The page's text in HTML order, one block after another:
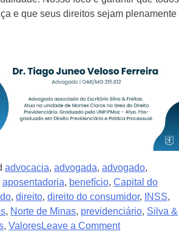
e que seus direitos sejam plenamente
advocacia, advogada, advogado,
aposentadoria, benefício, Capital do
, direito, direito do consumidor, INSS,
, Norte de Minas, previdenciário, Silva &
, ValoresLeave a Comment